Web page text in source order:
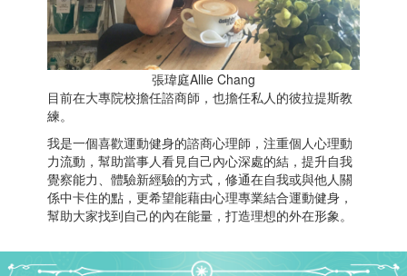
​張瑋庭Allie Chang
目前在大專院校擔任諮商師，也擔任私人的彼拉提斯教
練。
我是一個喜歡運動健身的諮商心理師，注重個人心理動
力流動，幫助當事人看見自己內心深處的結，提升自我
覺察能力、體驗新經驗的方式，修通在自我或與他人關
係中卡住的點，更希望能藉由心理專業結合運動健身，
幫助大家找到自己的內在能量，打造理想的外在形象。